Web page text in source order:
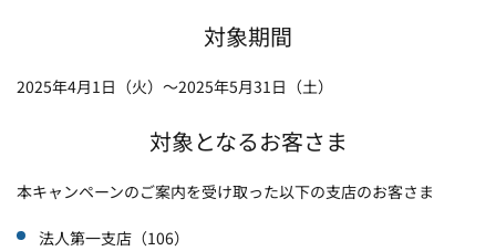
対象期間
2025年4月1日（火）～2025年5月31日（土）
対象となるお客さま
本キャンペーンのご案内を受け取った以下の支店のお客さま
法人第一支店（106）